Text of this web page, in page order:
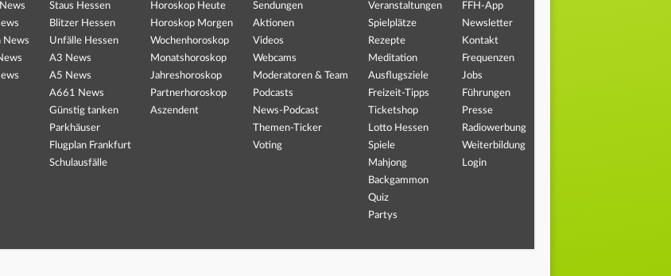
News
Staus Hessen
Blitzer Hessen
Unfälle Hessen
A3 News
A5 News
A661 News
Günstig tanken
Parkhäuser
Flugplan Frankfurt
Schulausfälle
Horoskop Heute
Horoskop Morgen
Wochenhoroskop
Monatshoroskop
Jahreshoroskop
Partnerhoroskop
Aszendent
Sendungen
Aktionen
Videos
Webcams
Moderatoren & Team
Podcasts
News-Podcast
Themen-Ticker
Voting
Veranstaltungen
Spielplätze
Rezepte
Meditation
Ausflugsziele
Freizeit-Tipps
Ticketshop
Lotto Hessen
Spiele
Mahjong
Backgammon
Quiz
Partys
FFH-App
Newsletter
Kontakt
Frequenzen
Jobs
Führungen
Presse
Radiowerbung
Weiterbildung
Login